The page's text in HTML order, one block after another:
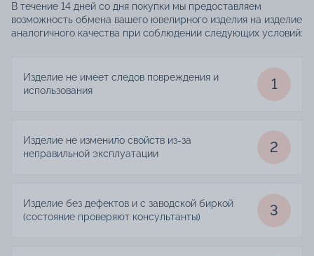
В течение 14 дней со дня покупки мы предоставляем
возможность обмена вашего ювелирного изделия на изделие
аналогичного качества при соблюдении следующих условий:
Изделие не имеет следов повреждения и
использования
1
Изделие не изменило свойств из-за
неправильной эксплуатации
2
Изделие без дефектов и с заводской биркой
(состояние проверяют консультанты)
3